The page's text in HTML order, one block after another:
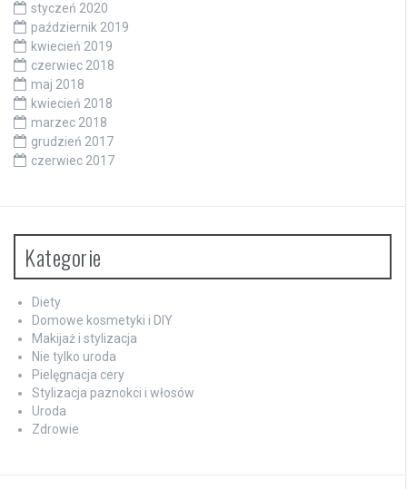
styczeń 2020
październik 2019
kwiecień 2019
czerwiec 2018
maj 2018
kwiecień 2018
marzec 2018
grudzień 2017
czerwiec 2017
Kategorie
Diety
Domowe kosmetyki i DIY
Makijaż i stylizacja
Nie tylko uroda
Pielęgnacja cery
Stylizacja paznokci i włosów
Uroda
Zdrowie